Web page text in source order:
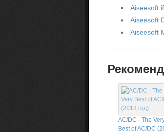
Aiseesoft
Aiseesoft
Aiseesoft
AC/DC - The
Best of AC/DC